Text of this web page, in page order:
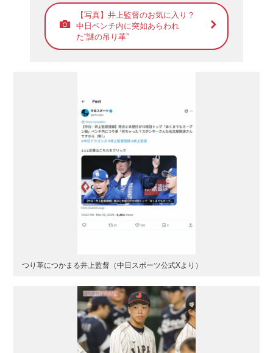
【写真】井上監督のお気に入り？
中日ベンチ内に突如あらわれ
た“謎の吊り革”
つり革につかまる井上監督（中日スポーツ公式Xより）